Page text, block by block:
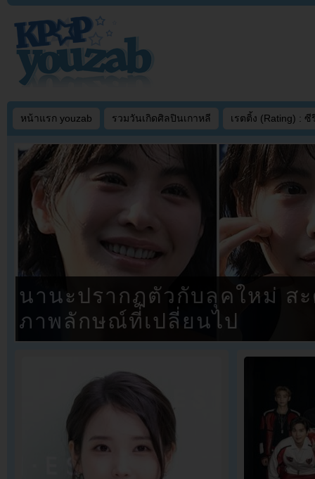
หน้าแรก youzab รวมวันเกิดศิลปินเกาหลี เรตติ้ง (Rating) : ซี
นานะปรากฏตัวกับลุคใหม่ ส
ภาพลักษณ์ที่เปลี่ยนไป